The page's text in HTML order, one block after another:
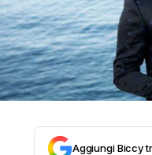
Aggiungi Biccy